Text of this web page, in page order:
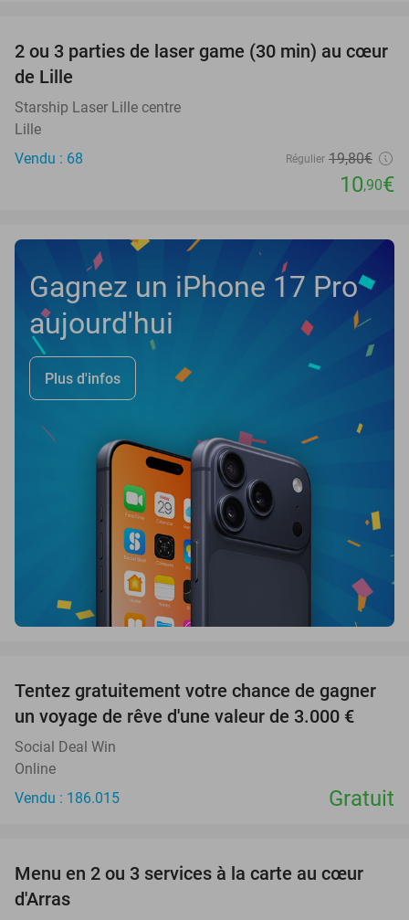
45%
2 ou 3 parties de laser game (30 min) au cœur
de Lille
Starship Laser Lille centre
Lille
Vendu : 68
Régulier 19,80€
10,90€
Gagnez un iPhone 17 Pro
aujourd'hui
Plus d'infos
Tentez gratuitement votre chance de gagner
un voyage de rêve d'une valeur de 3.000 €
Social Deal Win
Online
Vendu : 186.015
Gratuit
32%
Menu en 2 ou 3 services à la carte au cœur
d'Arras